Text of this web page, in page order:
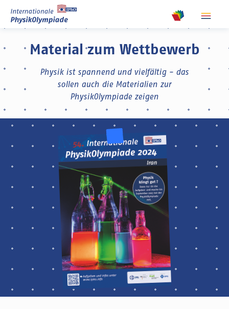
show meta
Material zum Wettbewerb
Physik ist spannend und vielfältig - das
sollen auch die Materialien zur
PhysikOlympiade zeigen